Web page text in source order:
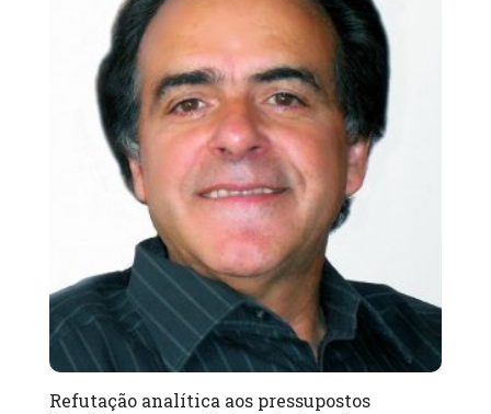
Refutação analítica aos pressupostos